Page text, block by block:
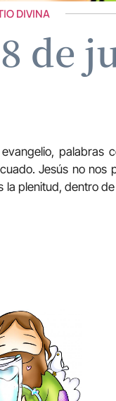
DIVINA
de
palabras
Jesús no nos
la plenitud, dentro